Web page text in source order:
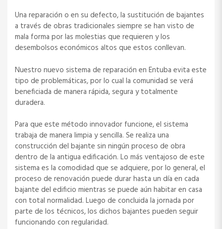
Una reparación o en su defecto, la sustitución de bajantes
a través de obras tradicionales siempre se han visto de
mala forma por las molestias que requieren y los
desembolsos económicos altos que estos conllevan.
Nuestro nuevo sistema de reparación en Entuba evita este
tipo de problemáticas, por lo cual la comunidad se verá
beneficiada de manera rápida, segura y totalmente
duradera.
Para que este método innovador funcione, el sistema
trabaja de manera limpia y sencilla. Se realiza una
construcción del bajante sin ningún proceso de obra
dentro de la antigua edificación. Lo más ventajoso de este
sistema es la comodidad que se adquiere, por lo general, el
proceso de renovación puede durar hasta un día en cada
bajante del edificio mientras se puede aún habitar en casa
con total normalidad. Luego de concluida la jornada por
parte de los técnicos, los dichos bajantes pueden seguir
funcionando con regularidad.